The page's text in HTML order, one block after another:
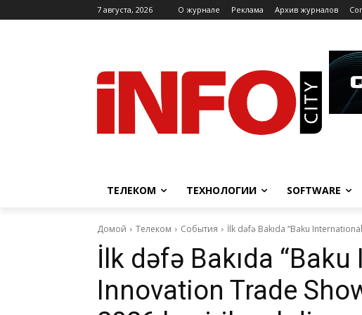
7 августа, 2026 O журнале Реклама Архив журналов
ТЕЛЕКОМ ТЕХНОЛОГИИ SOFTWARE
Домой Телеком События İlk dəfə Bakıda “Baku
İlk dəfə Bakıda
Innovation Trade